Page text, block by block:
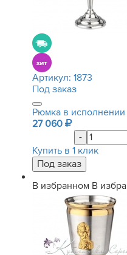
Артикул: 1873
Под заказ
Рюмка в
27 060
-
Купить в 1 клик
В избранном В